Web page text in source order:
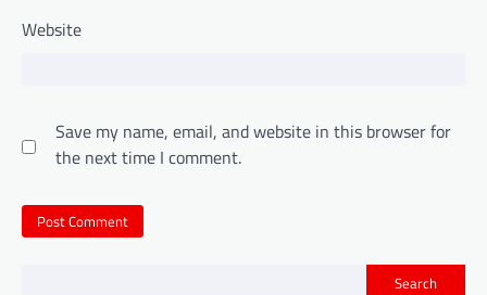
Website
Save my name, email, and website in this browser for
the next time I comment.
Search